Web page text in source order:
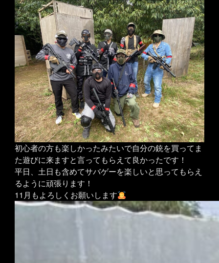
初心者の方も楽しかったみたいで自分の銃を買ってま
た遊びに来ますと言ってもらえて良かったです！
平日、土日も含めてサバゲーを楽しいと思ってもらえ
るように頑張ります！
11月もよろしくお願いします